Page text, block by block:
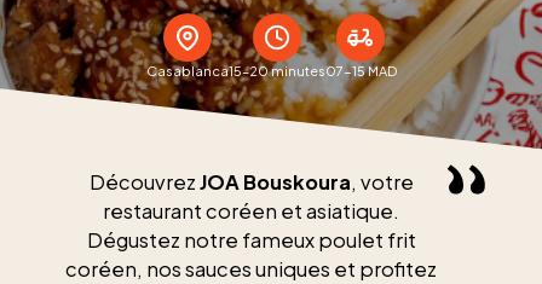
Casablanca15–20 minutes07-15 MAD
DécouvrezJOA Bouskoura, votre
restaurant coréen et asiatique.
Dégustez notre fameux poulet frit
coréen, nos sauces uniques et profitez